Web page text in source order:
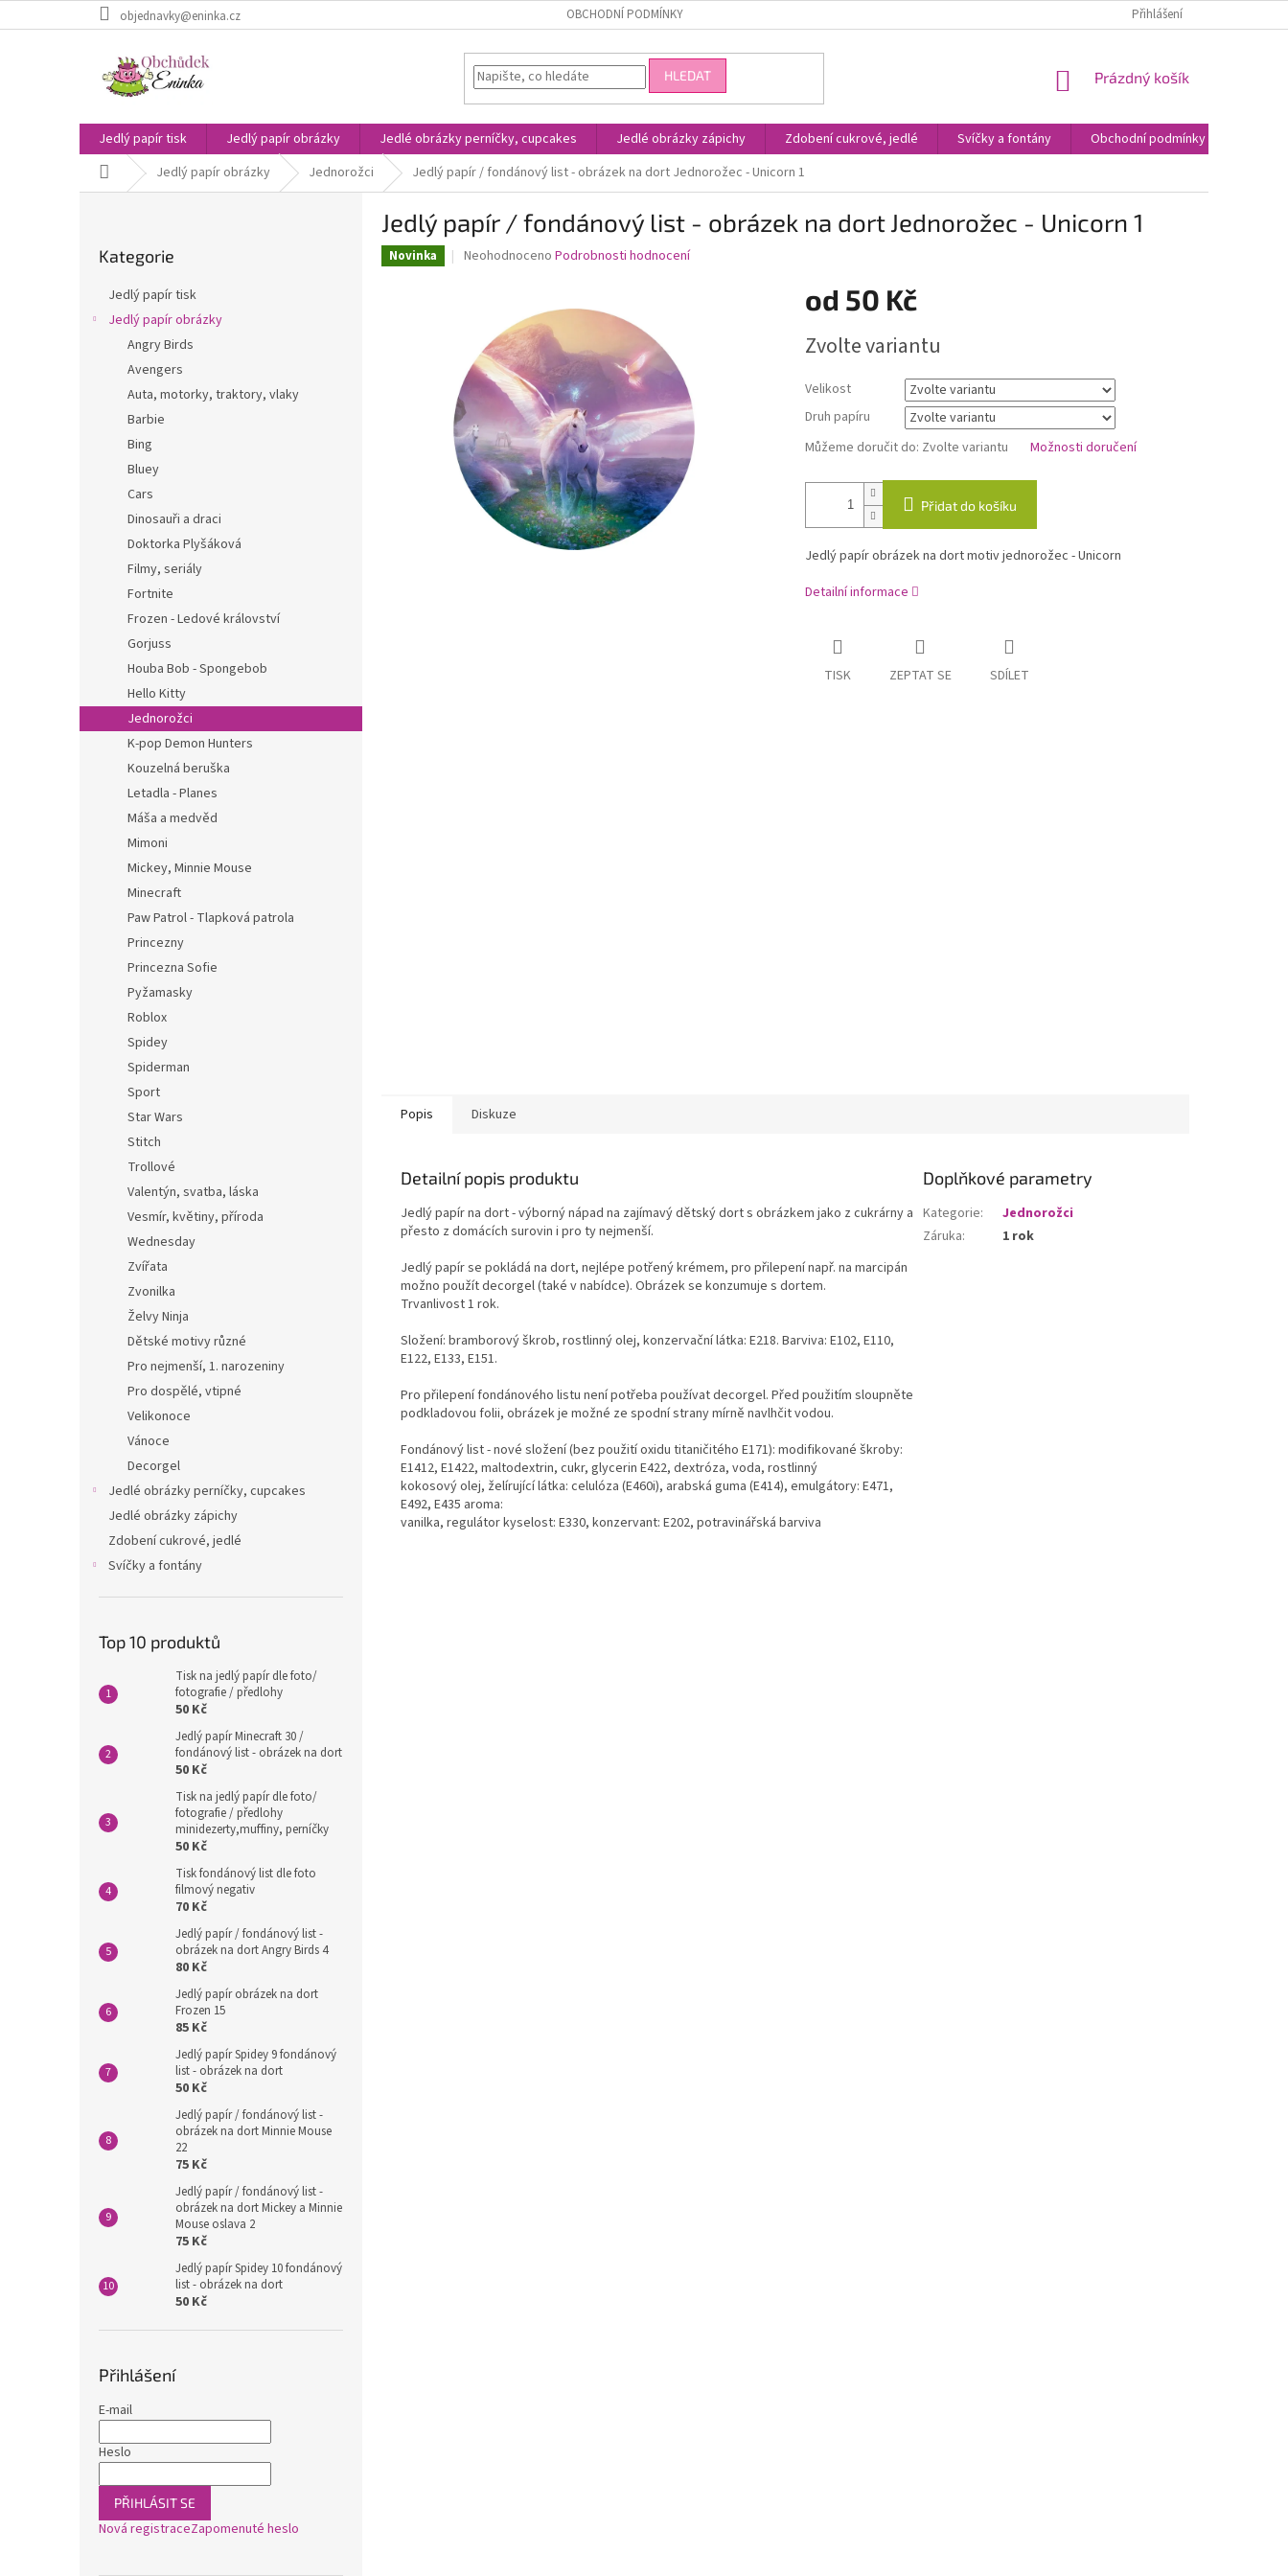
na
objednavky@eninka.cz OBCHODNÍ PODMÍNKY Přihlášení
HLEDAT
NÁKUPNÍ
Prázdný košík
Jedlý papír tisk Jedlý papír obrázky Jedlé obrázky perníčky, cupcakes Jedlé obrázky zápichy Zdobení cukrové, jedlé Svíčky a fontány Obchodní podmínky
Domů Jedlý papír obrázky Jednorožci Jedlý papír / fondánový list - obrázek na dort Jednorožec - Unicorn 1
kategorie
Kategorie
Jedlý papír tisk
Jedlý papír obrázky
Angry Birds
Avengers
Auta, motorky, traktory, vlaky
Barbie
Bing
Bluey
Cars
Dinosauři a draci
Doktorka Plyšáková
Filmy, seriály
Fortnite
Frozen - Ledové království
Gorjuss
Houba Bob - Spongebob
Hello Kitty
Jednorožci
K-pop Demon Hunters
Kouzelná beruška
Letadla - Planes
Máša a medvěd
Mimoni
Mickey, Minnie Mouse
Minecraft
Paw Patrol - Tlapková patrola
Princezny
Princezna Sofie
Pyžamasky
Roblox
Spidey
Spiderman
Sport
Star Wars
Stitch
Trollové
Valentýn, svatba, láska
Vesmír, květiny, příroda
Wednesday
Zvířata
Zvonilka
Želvy Ninja
Dětské motivy různé
Pro nejmenší, 1. narozeniny
Pro dospělé, vtipné
Velikonoce
Vánoce
Decorgel
Jedlé obrázky perníčky, cupcakes
Jedlé obrázky zápichy
Zdobení cukrové, jedlé
Svíčky a fontány
Top 10 produktů
Tisk na jedlý papír dle foto/
fotografie / předlohy
50 Kč
Jedlý papír Minecraft 30 /
fondánový list - obrázek na dort
50 Kč
Tisk na jedlý papír dle foto/
fotografie / předlohy
minidezerty,muffiny, perníčky
50 Kč
Tisk fondánový list dle foto
filmový negativ
70 Kč
Jedlý papír / fondánový list -
obrázek na dort Angry Birds 4
80 Kč
Jedlý papír obrázek na dort
Frozen 15
85 Kč
Jedlý papír Spidey 9 fondánový
list - obrázek na dort
50 Kč
Jedlý papír / fondánový list -
obrázek na dort Minnie Mouse
22
75 Kč
Jedlý papír / fondánový list -
obrázek na dort Mickey a Minnie
Mouse oslava 2
75 Kč
Jedlý papír Spidey 10 fondánový
list - obrázek na dort
50 Kč
Přihlášení
E-mail
Heslo
PŘIHLÁSIT SE
Nová registraceZapomenuté heslo
Jedlý papír / fondánový list - obrázek na dort Jednorožec - Unicorn 1
Novinka
Průměrné
hvězdiček.
Neohodnoceno Podrobnosti hodnocení
od 50 Kč
cena:
Zvolte variantu
Velikost
Druh papíru
Můžeme doručit do: Zvolte variantu Možnosti doručení
Přidat do košíku
Jedlý papír obrázek na dort motiv jednorožec - Unicorn
Detailní informace
TISK ZEPTAT SE SDÍLET
Popis Diskuze
Detailní popis produktu
Jedlý papír na dort - výborný nápad na zajímavý dětský dort s obrázkem jako z cukrárny a
přesto z domácích surovin i pro ty nejmenší.
Jedlý papír se pokládá na dort, nejlépe potřený krémem, pro přilepení např. na marcipán
možno použít decorgel (také v nabídce). Obrázek se konzumuje s dortem.
Trvanlivost 1 rok.
Složení: bramborový škrob, rostlinný olej, konzervační látka: E218. Barviva: E102, E110,
E122, E133, E151.
Pro přilepení fondánového listu není potřeba používat decorgel. Před použitím sloupněte
podkladovou folii, obrázek je možné ze spodní strany mírně navlhčit vodou.
Fondánový list - nové složení (bez použití oxidu titaničitého E171): modifikované škroby:
E1412, E1422, maltodextrin, cukr, glycerin E422, dextróza, voda, rostlinný
kokosový olej, želírující látka: celulóza (E460i), arabská guma (E414), emulgátory: E471,
E492, E435 aroma:
vanilka, regulátor kyselost: E330, konzervant: E202, potravinářská barviva
Doplňkové parametry
Kategorie:
Jednorožci
Záruka: 1 rok